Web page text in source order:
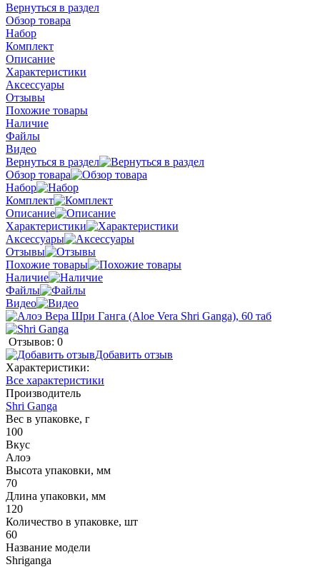
Вернуться в раздел
Обзор товара
Набор
Комплект
Описание
Характеристики
Аксессуары
Отзывы
Похожие товары
Наличие
Файлы
Видео
Вернуться в раздел
Обзор товара
Набор
Комплект
Описание
Характеристики
Аксессуары
Отзывы
Похожие товары
Наличие
Файлы
Видео
Отзывов: 0
Добавить отзыв
Характеристики:
Все характеристики
Производитель
Shri Ganga
Вес в упаковке, г
100
Вкус
Алоэ
Высота упаковки, мм
70
Длина упаковки, мм
120
Количество в упаковке, шт
60
Название модели
Shriganga